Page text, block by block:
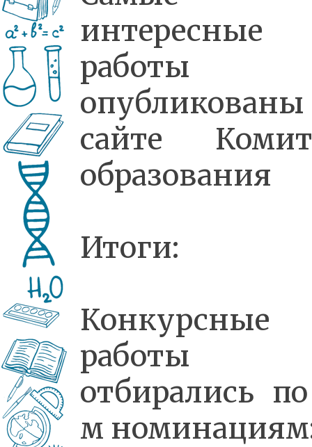
интересные
работы
сайте
образования
Итоги:
Конкурсные
работы
отбирались
м